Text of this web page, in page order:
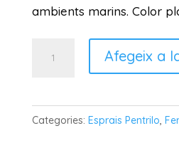
ambients marins. Color
efecte
plata
Afegeix a
Categories: Esprais Pentrilo,